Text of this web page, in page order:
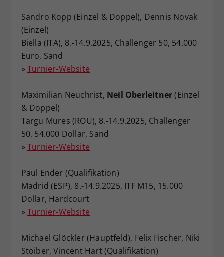
Sandro Kopp (Einzel & Doppel), Dennis Novak
(Einzel)
Biella (ITA), 8.-14.9.2025, Challenger 50, 54.000
Euro, Sand
» Turnier-Website
Maximilian Neuchrist, Neil Oberleitner(Einzel
& Doppel)
Targu Mures (ROU), 8.-14.9.2025, Challenger
50, 54.000 Dollar, Sand
» Turnier-Website
Paul Ender (Qualifikation)
Madrid (ESP), 8.-14.9.2025, ITF M15, 15.000
Dollar, Hardcourt
» Turnier-Website
Michael Glöckler (Hauptfeld), Felix Fischer, Niki
Stoiber, Vincent Hart (Qualifikation)